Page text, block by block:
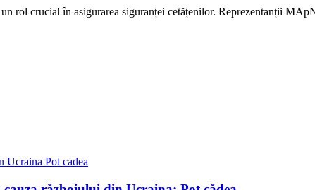
rol crucial în asigurarea siguranței cetățenilor. Reprezentanții